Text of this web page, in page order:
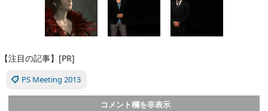
【注目の記事】[PR]
PS Meeting 2013
コメント欄を非表示